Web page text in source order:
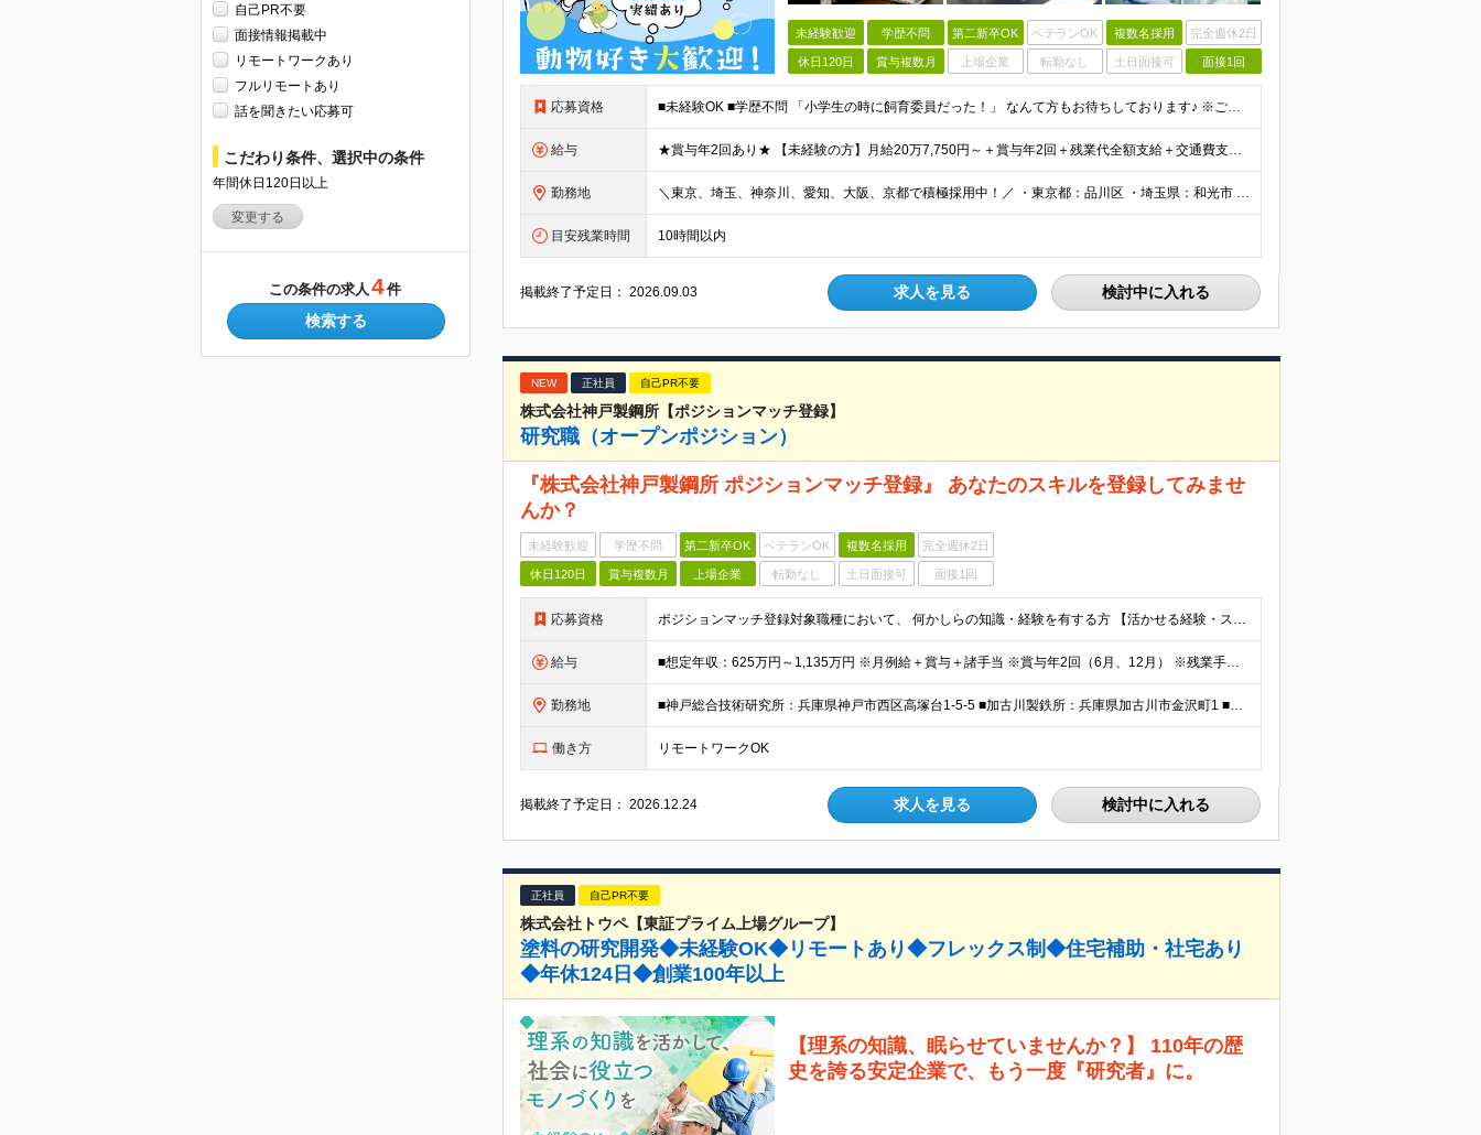
自己PR不要
面接情報掲載中
リモートワークあり
フルリモートあり
話を聞きたい応募可
こだわり条件、選択中の条件
年間休日120日以上
変更する
この条件の求人 4件
検索する
未経験歓迎 学歴不問 第二新卒OK ベテランOK 複数名採用 完全週休2日
休日120日 賞与複数月 上場企業 転勤なし 土日面接可 面接1回
応募資格 ■未経験OK ■学歴不問 「小学生の時に飼育委員だった！」 なんて方もお待ちしております♪ ※ご自宅でのペット飼育について※ ご自宅でげっ歯類・ウサギのペット飼育を禁止しております。当社業務では清
給与 ★賞与年2回あり★ 【未経験の方】月給20万7,750円～＋賞与年2回＋残業代全額支給＋交通費支給 【生物系大卒の方】月給21万3,750円～＋賞与年2回＋残業代全額支給＋交通費支給 ★手当が充実
勤務地 ＼東京、埼玉、神奈川、愛知、大阪、京都で積極採用中！／ ・東京都：品川区 ・埼玉県：和光市 ・神奈川県：横浜市戸塚区、藤沢市 ・茨城県：つくば市 Lマイカー通勤OK！ ・愛知県：犬山市
目安残業時間 10時間以内
掲載終了予定日：2026.09.03 求人を見る 検討中に入れる
NEW 正社員 自己PR不要
株式会社神戸製鋼所【ポジションマッチ登録】
研究職（オープンポジション）
『株式会社神戸製鋼所 ポジションマッチ登録』 あなたのスキルを登録してみませ
んか？
未経験歓迎 学歴不問 第二新卒OK ベテランOK 複数名採用 完全週休2日
休日120日 賞与複数月 上場企業 転勤なし 土日面接可 面接1回
応募資格 ポジションマッチ登録対象職種において、 何かしらの知識・経験を有する方 【活かせる経験・スキル】 ・機械/材料/制御/化学/化学工学/電気・電子/情報/物理のいずれかに専門性をお持ちの方 ＜求め
給与 ■想定年収：625万円～1,135万円 ※月例給＋賞与＋諸手当 ※賞与年2回（6月、12月） ※残業手当は残業時間に応じて支給 ※給与額はあなたの経験と実績を踏まえて決定いたします ※試用期間2ヶ月あ
勤務地 ■神戸総合技術研究所：兵庫県神戸市西区高塚台1-5-5 ■加古川製鉄所：兵庫県加古川市金沢町1 ■高砂製作所：兵庫県高砂市荒井町新浜2-3-1 ※業務の都合等により、会社の指示する業務への 異動を命
働き方 リモートワークOK
掲載終了予定日：2026.12.24 求人を見る 検討中に入れる
正社員 自己PR不要
株式会社トウペ【東証プライム上場グループ】
塗料の研究開発◆未経験OK◆リモートあり◆フレックス制◆住宅補助・社宅あり
◆年休124日◆創業100年以上
【理系の知識、眠らせていませんか？】 110年の歴
史を誇る安定企業で、もう一度『研究者』に。